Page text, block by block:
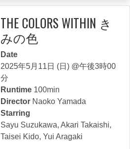
被
THE COLORS WITHIN き
みの色
Date
2025年5月11日 (日) @午後3時00
分
Runtime 100min
Director Naoko Yamada
Starring
Sayu Suzukawa, Akari Takaishi,
Taisei Kido, Yui Aragaki